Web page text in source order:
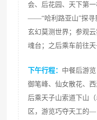
会、后花园、天下第
——“哈利路亚山”探寻
玄幻莫测世界；参观
魂台；之后乘车前往天
下午行程： 中餐后游
御笔峰、仙女散花、
后乘天子山索道下山
区，游览巧夺天工的